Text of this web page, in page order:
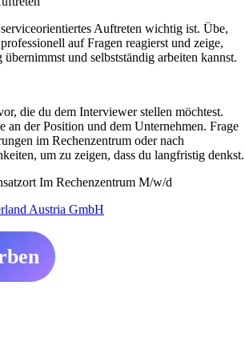
Auftreten wichtig ist. Übe,
auf Fragen reagierst und zeige,
und selbstständig arbeiten kannst.
die du dem Interviewer stellen möchtest.
an der Position und dem Unternehmen. Frage
im Rechenzentrum oder nach
um zu zeigen, dass du langfristig denkst.
Im Rechenzentrum M/w/d
Austria GmbH